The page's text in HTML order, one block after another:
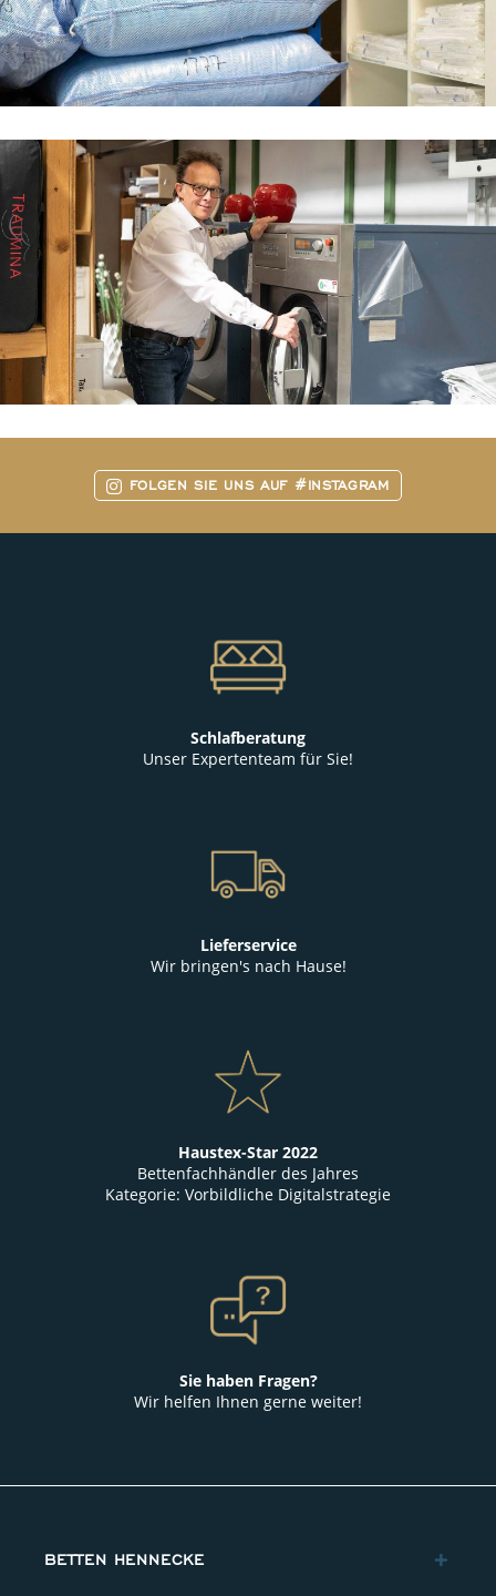
FOLGEN SIE UNS AUF #INSTAGRAM
Schlafberatung
Unser Expertenteam für Sie!
Lieferservice
Wir bringen's nach Hause!
Haustex-Star 2022
Bettenfachhändler des Jahres
Kategorie: Vorbildliche Digitalstrategie
Sie haben Fragen?
Wir helfen Ihnen gerne weiter!
BETTEN HENNECKE